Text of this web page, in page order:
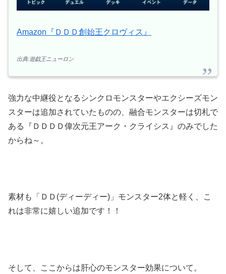
Amazon『ＤＤＤ創始王クロヴィス』
出典:遊戯王ニューロン
強力な中継役となるシンクロモンスターやエクシーズモン
スターは追加されていたものの、融合モンスターは切札で
ある『ＤＤＤＤ偉次元王アーク・クライシス』のみでした
からね～。
素材も「ＤＤ(ディーディー)」モンスター2体と軽く、こ
れは非常に嬉しい追加です！！
そして、ここからは肝心のモンスター効果について。